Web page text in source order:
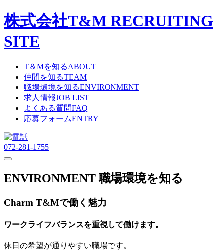
株式会社T&M RECRUITING
SITE
T＆Mを知るABOUT
仲間を知るTEAM
職場環境を知るENVIRONMENT
求人情報JOB LIST
よくある質問FAQ
応募フォームENTRY
072-281-1755
ENVIRONMENT 職場環境を知る
Charm T&Mで働く魅力
ワークライフバランスを重視して働けます。
休日の希望が通りやすい職場です。